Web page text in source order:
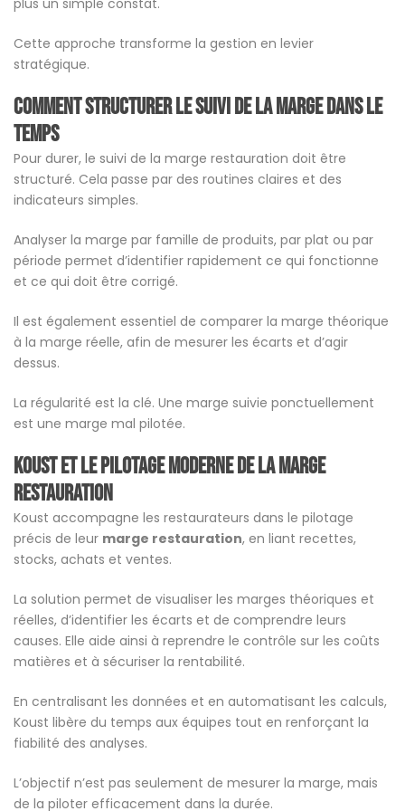
plus un simple constat.
Cette approche transforme la gestion en levier
stratégique.
Comment structurer le suivi de la marge dans le
temps
Pour durer, le suivi de la marge restauration doit être
structuré. Cela passe par des routines claires et des
indicateurs simples.
Analyser la marge par famille de produits, par plat ou par
période permet d’identifier rapidement ce qui fonctionne
et ce qui doit être corrigé.
Il est également essentiel de comparer la marge théorique
à la marge réelle, afin de mesurer les écarts et d’agir
dessus.
La régularité est la clé. Une marge suivie ponctuellement
est une marge mal pilotée.
Koust et le pilotage moderne de la marge
restauration
Koust accompagne les restaurateurs dans le pilotage
précis de leur marge restauration, en liant recettes,
stocks, achats et ventes.
La solution permet de visualiser les marges théoriques et
réelles, d’identifier les écarts et de comprendre leurs
causes. Elle aide ainsi à reprendre le contrôle sur les coûts
matières et à sécuriser la rentabilité.
En centralisant les données et en automatisant les calculs,
Koust libère du temps aux équipes tout en renforçant la
fiabilité des analyses.
L’objectif n’est pas seulement de mesurer la marge, mais
de la piloter efficacement dans la durée.